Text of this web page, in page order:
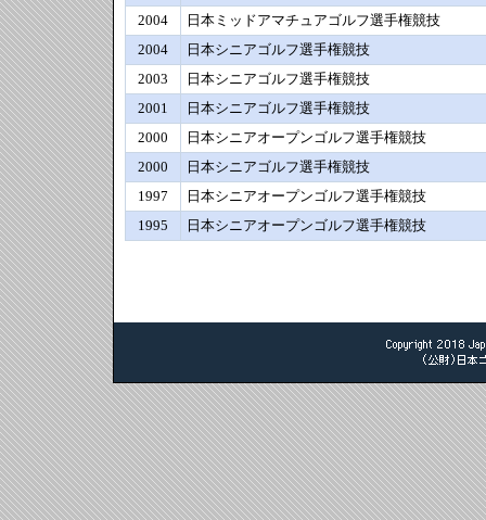
2004
日本ミッドアマチュアゴルフ選手権競技
2004
日本シニアゴルフ選手権競技
2003
日本シニアゴルフ選手権競技
2001
日本シニアゴルフ選手権競技
2000
日本シニアオープンゴルフ選手権競技
2000
日本シニアゴルフ選手権競技
1997
日本シニアオープンゴルフ選手権競技
1995
日本シニアオープンゴルフ選手権競技